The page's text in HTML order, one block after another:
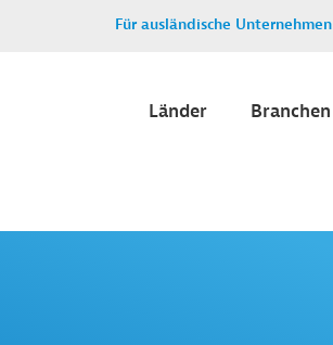
Für ausländische Unternehmen
Länder Branchen